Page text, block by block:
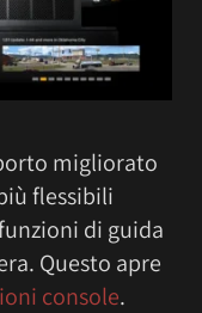
migliorato
flessibili
di guida
Questo apre
console.